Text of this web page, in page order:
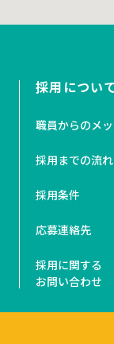
採用につい
職員からのメ
採用までの流れ
採用条件
応募連絡先
採用に関する
お問い合わせ